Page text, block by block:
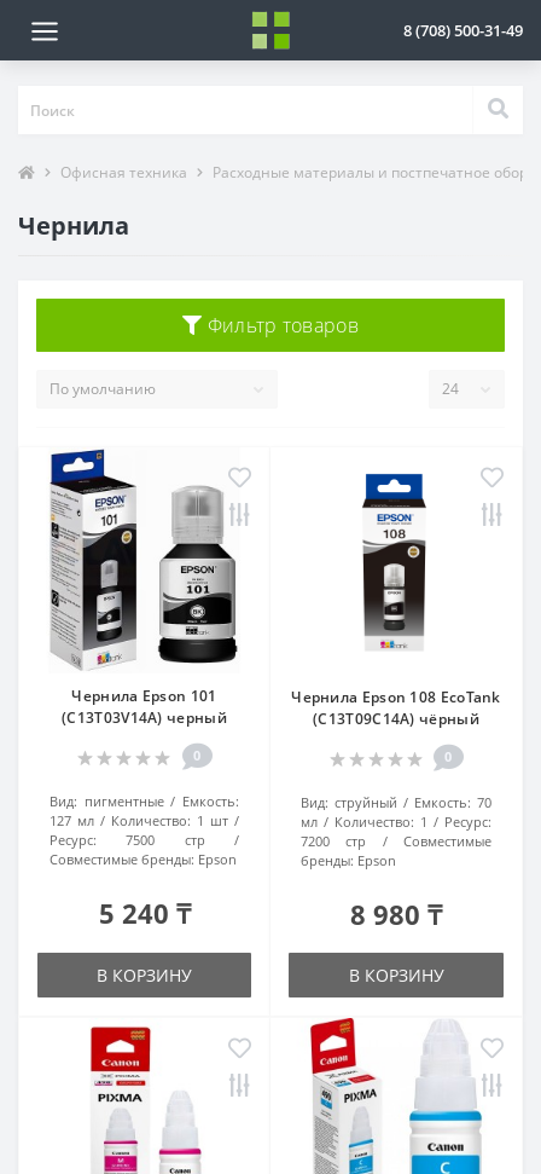
8 (708) 500-31-49
Офисная техника Расходные материалы и постпечатное
Чернила
Фильтр товаров
Чернила Epson 101
(C13T03V14A) черный
0
Вид: пигментные
Емкость:
127 мл
Количество: 1 шт
Ресурс:
7500 стр
Совместимые бренды: Epson
5 240 ₸
В КОРЗИНУ
Чернила Epson 108 EcoTank
(C13T09C14A) чёрный
0
Вид: струйный Емкость: 70
мл
Количество: 1
Ресурс:
7200 стр
Совместимые
бренды: Epson
8 980 ₸
В КОРЗИНУ